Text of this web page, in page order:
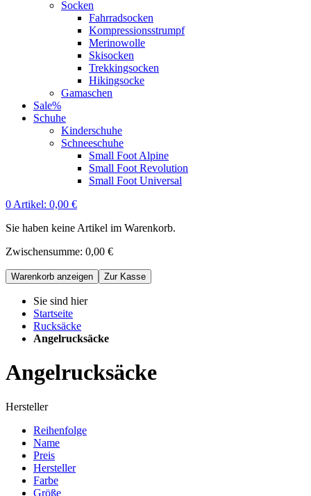
Socken
Fahrradsocken
Kompressionsstrumpf
Merinowolle
Skisocken
Trekkingsocken
Hikingsocke
Gamaschen
Sale%
Schuhe
Kinderschuhe
Schneeschuhe
Small Foot Alpine
Small Foot Revolution
Small Foot Universal
0 Artikel: 0,00 €
Sie haben keine Artikel im Warenkorb.
Zwischensumme: 0,00 €
Warenkorb anzeigen Zur Kasse
Sie sind hier
Startseite
Rucksäcke
Angelrucksäcke
Angelrucksäcke
Hersteller
Reihenfolge
Name
Preis
Hersteller
Farbe
Größe